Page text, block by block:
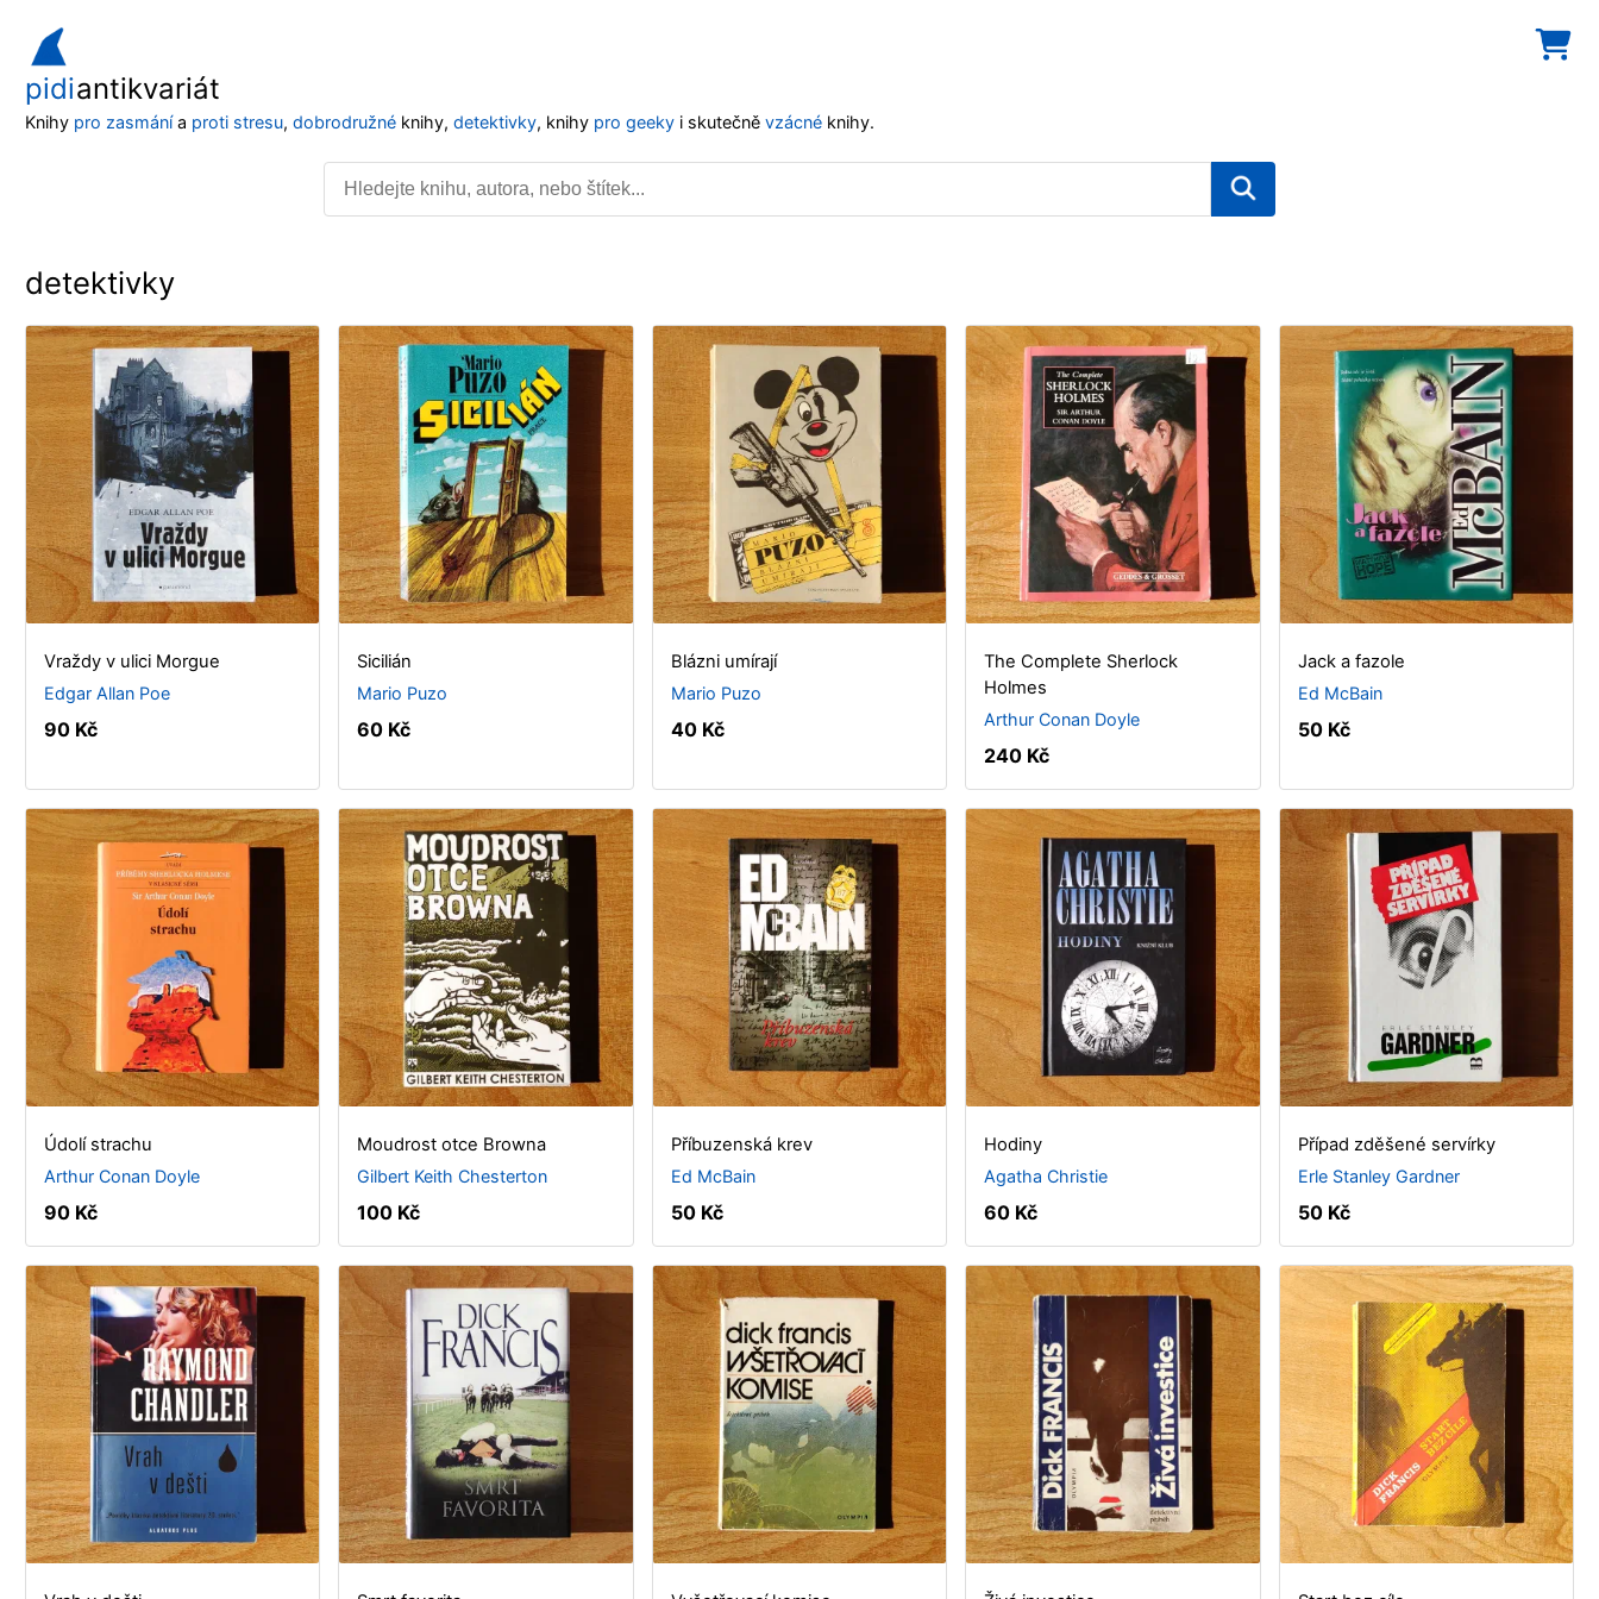
pidiantikvariát
Knihy pro zasmánía proti stresu, dobrodružné knihy, detektivky, knihy pro geeky i skutečně vzácné knihy.
detektivky
Vraždy v ulici Morgue
Edgar Allan Poe
90 Kč
Sicilián
Mario Puzo
60 Kč
Blázni umírají
Mario Puzo
40 Kč
The Complete Sherlock
Holmes
Arthur Conan Doyle
240 Kč
Jack a fazole
Ed McBain
50 Kč
Údolí strachu
Arthur Conan Doyle
90 Kč
Moudrost otce Browna
Gilbert Keith Chesterton
100 Kč
Příbuzenská krev
Ed McBain
50 Kč
Hodiny
Agatha Christie
60 Kč
Případ zděšené servírky
Erle Stanley Gardner
50 Kč